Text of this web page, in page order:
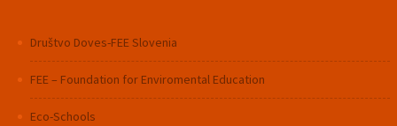
Društvo Doves-FEE Slovenia
FEE – Foundation for Enviromental Education
Eco-Schools